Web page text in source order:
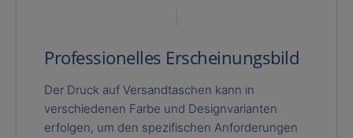
Professionelles Erscheinungsbild
Der Druck auf Versandtaschen kann in
verschiedenen Farbe und Designvarianten
erfolgen, um den spezifischen Anforderungen